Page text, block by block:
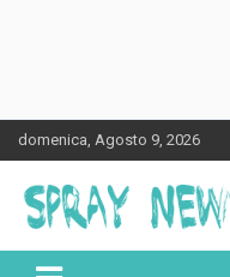
Skip
to
content
domenica, Agosto 9, 2026
Spraynews.it